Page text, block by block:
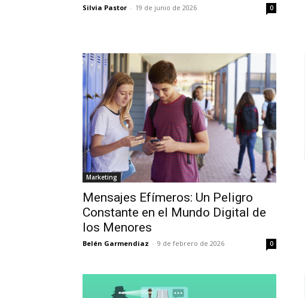
Silvia Pastor - 19 de junio de 2026 0
Marketing
Mensajes Efímeros: Un Peligro
Constante en el Mundo Digital de
los Menores
Belén Garmendiaz - 9 de febrero de 2026 0